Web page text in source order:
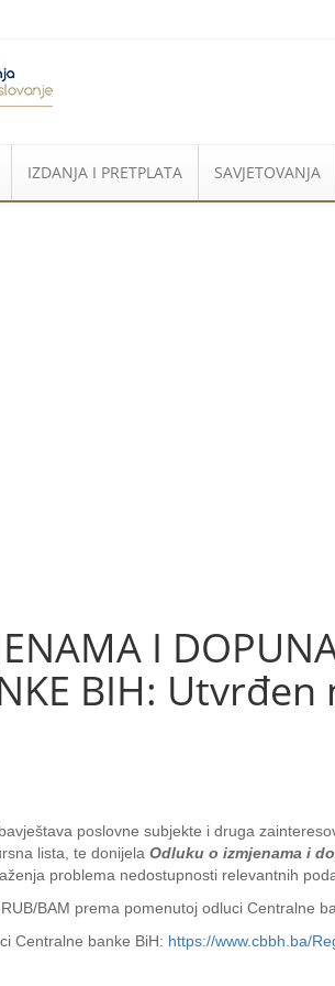
IZDANJA I PRETPLATA SAVJETOVANJA
I
BIH:
poslovne subjekte i druga
lista, te donijela Odluku o izmjenama i
problema nedostupnosti relevantnih
BAM prema pomenutoj odluci Centralne
Centralne banke BiH: https://www.cbbh.ba/